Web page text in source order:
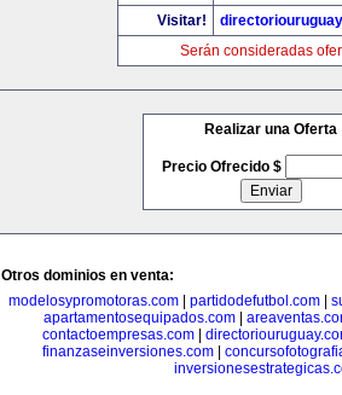
Visitar!
Serán consideradas
Realizar una Oferta
Precio Ofrecido $
Otros dominios en venta:
modelosypromotoras.com| partidodefutbol.com|
apartamentosequipados.com|
contactoempresas.com
finanzaseinversiones.com